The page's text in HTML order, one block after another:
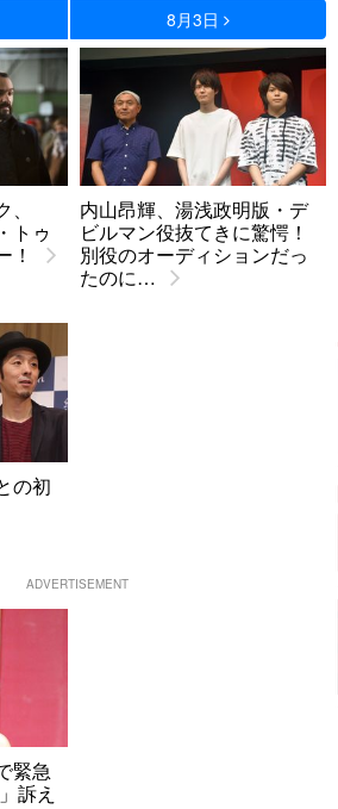
8月3日
トゥ
！
内山昂輝、湯浅政明版・デ
ビルマン役抜てきに驚愕！
別役のオーディションだっ
たのに…
の初
ADVERTISEMENT
緊急
訴え